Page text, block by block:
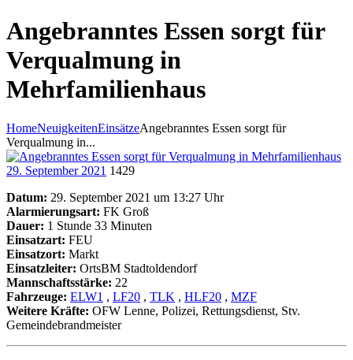
Angebranntes Essen sorgt für
Verqualmung in
Mehrfamilienhaus
HomeNeuigkeitenEinsätzeAngebranntes Essen sorgt für
Verqualmung in...
29. September 2021 1429
Datum: 29. September 2021 um 13:27 Uhr
Alarmierungsart: FK Groß
Dauer: 1 Stunde 33 Minuten
Einsatzart: FEU
Einsatzort: Markt
Einsatzleiter: OrtsBM Stadtoldendorf
Mannschaftsstärke: 22
Fahrzeuge: ELW1 , LF20 , TLK , HLF20 , MZF
Weitere Kräfte: OFW Lenne, Polizei, Rettungsdienst, Stv.
Gemeindebrandmeister